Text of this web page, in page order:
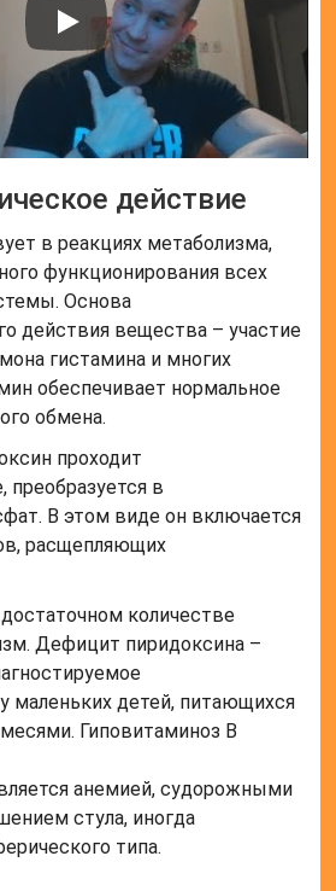
действие
в реакциях метаболизма,
функционирования всех
Основа
действия вещества – участие
гистамина и многих
обеспечивает нормальное
обмена.
проходит
в
В этом виде он включается
расщепляющих
количестве
Дефицит пиридоксина –
маленьких детей, питающихся
Гиповитаминоз B
анемией, судорожными
стула, иногда
типа.